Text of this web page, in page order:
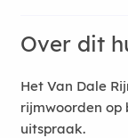
Over dit
Het Van Dale
rijmwoorden op
uitspraak.